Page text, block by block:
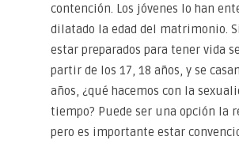
contención. Los jóvenes lo han
dilatado la edad del matrimonio.
estar preparados para tener vida
partir de los 17, 18 años, y se
años, ¿qué hacemos con la
tiempo? Puede ser una opción la
pero es importante estar